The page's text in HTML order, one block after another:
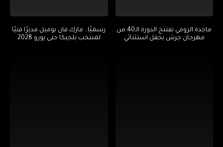
ماجدة الرومي تفتتح الدورة الـ40 من
مهرجان جرش بحفل استثنائي
رسميًا.. مارك فان بوميل مديرًا فنيًا
لمنتخب بلجيكا حتى يورو 2028